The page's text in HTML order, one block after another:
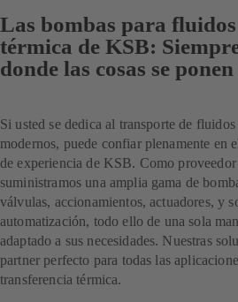
Las bombas para
térmica de KSB:
donde las cosas se
Si usted se dedica al transporte de
modernos, puede confiar plenamente en
de experiencia de KSB. Como
suministramos una amplia gama de
válvulas, accionamientos, actuadores, y
automatización, todo ello de una sola
adaptado a sus necesidades. Nuestras
partner perfecto para todas las
transferencia térmica.